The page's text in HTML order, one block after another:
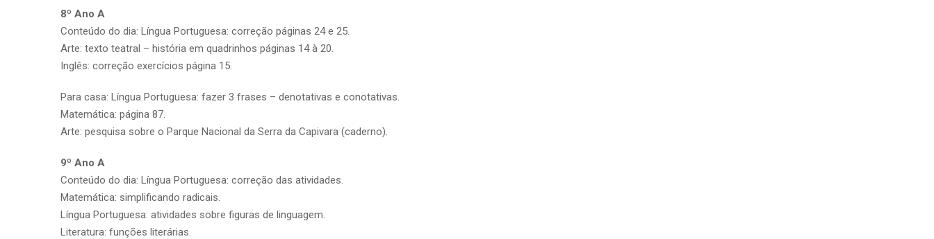
8º Ano A
Conteúdo do dia: Língua Portuguesa: correção páginas 24 e 25.
Arte: texto teatral – história em quadrinhos páginas 14 à 20.
Inglês: correção exercícios página 15.
Para casa: Língua Portuguesa: fazer 3 frases – denotativas e conotativas.
Matemática: página 87.
Arte: pesquisa sobre o Parque Nacional da Serra da Capivara (caderno).
9º Ano A
Conteúdo do dia: Língua Portuguesa: correção das atividades.
Matemática: simplificando radicais.
Língua Portuguesa: atividades sobre figuras de linguagem.
Literatura: funções literárias.